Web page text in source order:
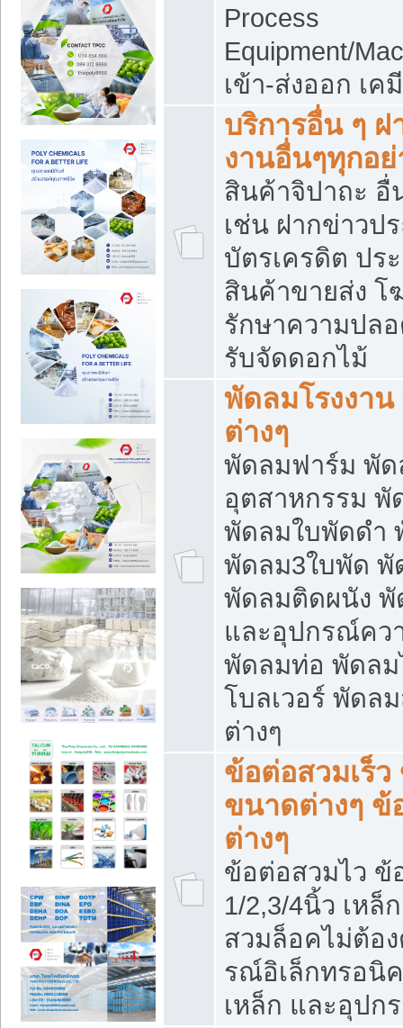
Process
Equipment/
เข้า-ส่งออก เ
บริการอื่น ๆ
งานอื่นๆทุกอ
สินค้าจิปาถะ อื่
เช่น ฝากข่าวป
บัตรเครดิต ปร
สินค้าขายส่ง
รักษาความปล
รับจัดดอกไม้
พัดลมโรงงา
ต่างๆ
พัดลมฟาร์ม พัด
อุตสาหกรรม
พัดลมใบพัดดำ
พัดลม3ใบพัด พั
พัดลมติดผนัง
และอุปกรณ์คว
พัดลมท่อ พัดลม
โบลเวอร์ พัดล
ต่างๆ
ข้อต่อสวมเร็
ขนาดต่างๆ ข้
ต่างๆ
ข้อต่อสวมไว ข้
1/2,3/4นิ้ว เหล็
สวมล็อคไม่ต้อ
รณ์อิเล็กทรอนิ
เหล็ก และอุปก